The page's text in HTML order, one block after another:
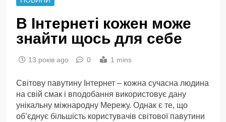
В Інтернеті кожен може
знайти щось для себе
13 років ago 0 1 mins
Світову павутину Інтернет – кожна сучасна людина
на свій смак і вподобання використовує дану
унікальну міжнародну Мережу. Однак є те, що
об’єднує більшість користувачів світової павутини